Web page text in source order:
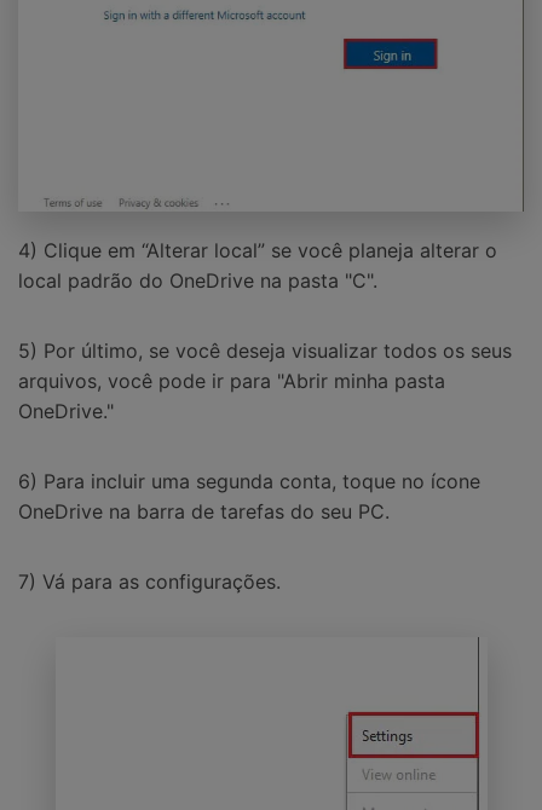
4) Clique em “Alterar local” se você planeja alterar o
local padrão do OneDrive na pasta "C".
5) Por último, se você deseja visualizar todos os seus
arquivos, você pode ir para "Abrir minha pasta
OneDrive."
6) Para incluir uma segunda conta, toque no ícone
OneDrive na barra de tarefas do seu PC.
7) Vá para as configurações.